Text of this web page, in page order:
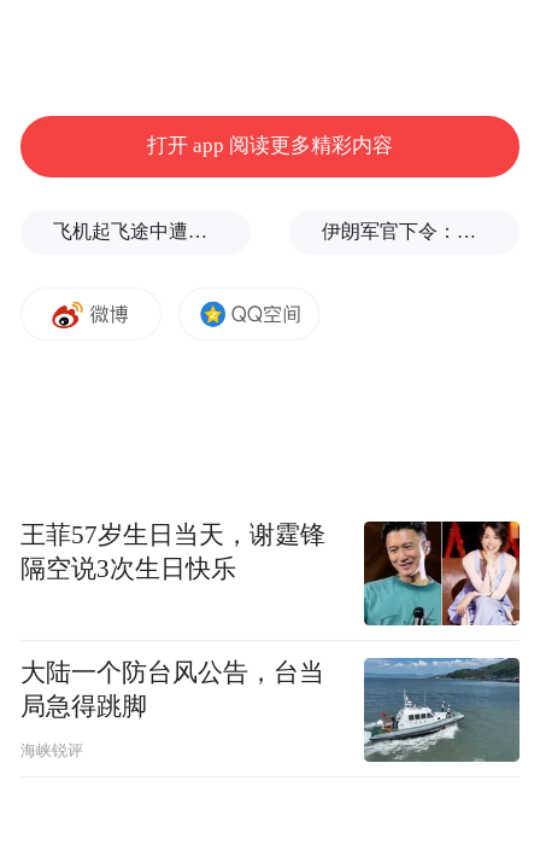
打开 app 阅读更多精彩内容
飞机起飞途中遭雷击！航班滞留3小时临时换机 伊朗军官下令：如果美军踏上我国领土，就砍掉他们脚！
王菲57岁生日当天，谢霆锋
隔空说3次生日快乐
大陆一个防台风公告，台当
局急得跳脚
海峡锐评